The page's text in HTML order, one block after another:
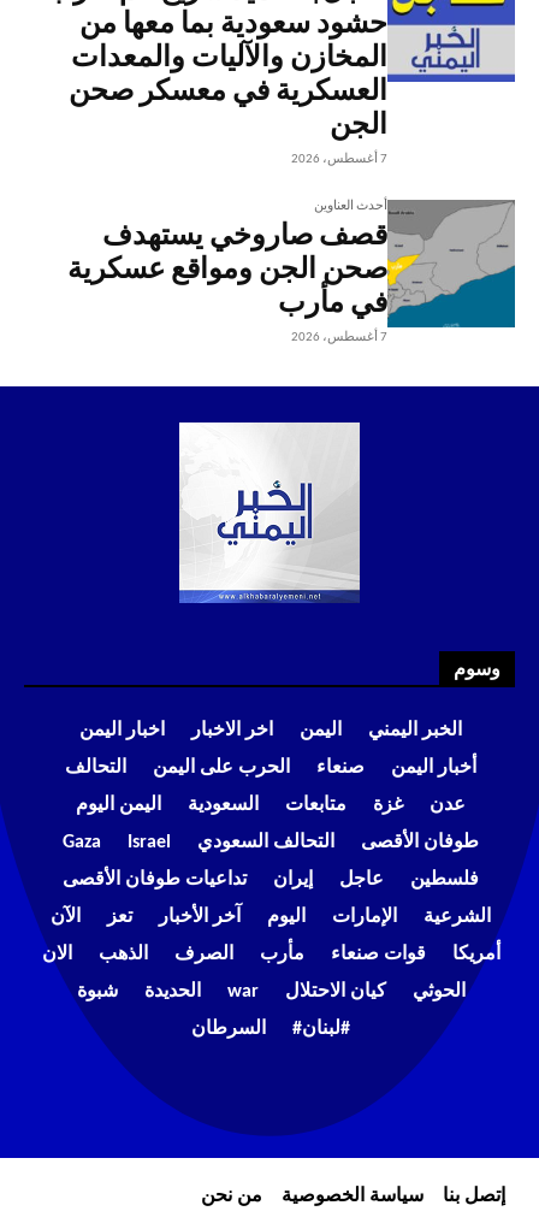
حشود سعودية بما معها من
المخازن والآليات والمعدات
العسكرية في معسكر صحن
الجن
7 أغسطس، 2026
أحدث العناوين
قصف صاروخي يستهدف
صحن الجن ومواقع عسكرية
في مأرب
7 أغسطس، 2026
وسوم
الخبر اليمني اليمن اخر الاخبار
اخبار اليمن
أخبار اليمن
صنعاء الحرب على اليمن
التحالف
عدن
غزة متابعات السعودية
اليمن اليوم
طوفان الأقصى
التحالف السعودي Israel
Gaza
فلسطين
عاجل إيران
تداعيات طوفان الأقصى
الشرعية
الإمارات اليوم آخر الأخبار تعز
الآن
أمريكا
قوات صنعاء مأرب الصرف الذهب
الان
الحوثي
كيان الاحتلال war الحديدة
شبوة
#لبنان#
السرطان
إتصل بنا سياسة الخصوصية من نحن